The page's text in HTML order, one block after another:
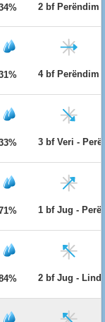
2 bf Perëndim
4 bf Perëndim
3 bf Veri -
1 bf Jug -
2 bf Jug -